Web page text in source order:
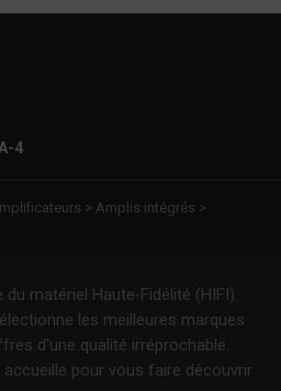
4
> Amplis intégrés >
matériel Haute-Fidélité (HIFI).
les meilleures marques
d'une qualité irréprochable.
pour vous faire découvrir